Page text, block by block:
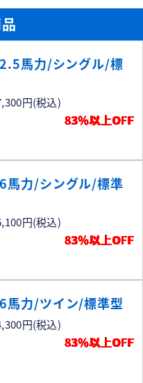
馬力/シングル/標
円(税込)
83％以上OFF
馬力/シングル/標準
円(税込)
83％以上OFF
馬力/ツイン/標準型
円(税込)
83％以上OFF